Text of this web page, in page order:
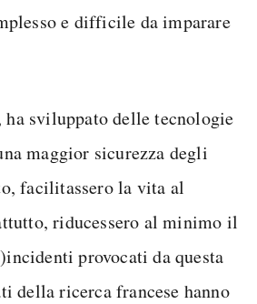
e difficile da imparare
sviluppato delle tecnologie
maggior sicurezza degli
facilitassero la vita al
riducessero al minimo il
provocati da questa
della ricerca francese hanno